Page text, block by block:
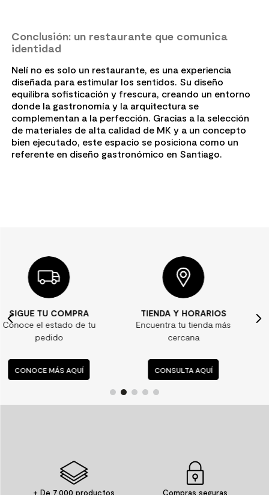
Conclusión: un restaurante que comunica
identidad
Nelí no es solo un restaurante, es una experiencia
diseñada para estimular los sentidos. Su diseño
equilibra sofisticación y frescura, creando un entorno
donde la gastronomía y la arquitectura se
complementan a la perfección. Gracias a la selección
de materiales de alta calidad de MK y a un concepto
bien ejecutado, este espacio se posiciona como un
referente en diseño gastronómico en Santiago.
TIENDA Y HORARIOS
Encuentra tu tienda más
cercana
CONSULTA AQUÍ
¿ALGUNA DUDA?
Consulta nuestras
preguntas frecuentes
CONSULTA AQUÍ
+ De 7.000 productos Compras seguras